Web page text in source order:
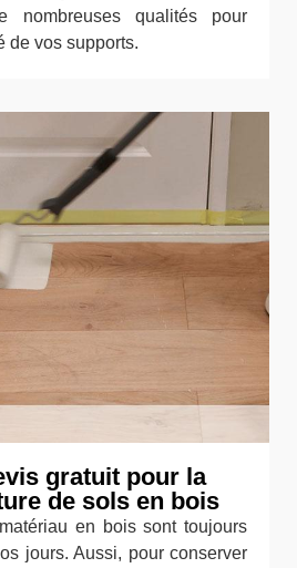
nombreuses qualités pour
de vos supports.
gratuit pour la
de sols en bois
en bois sont toujours
jours. Aussi, pour conserver